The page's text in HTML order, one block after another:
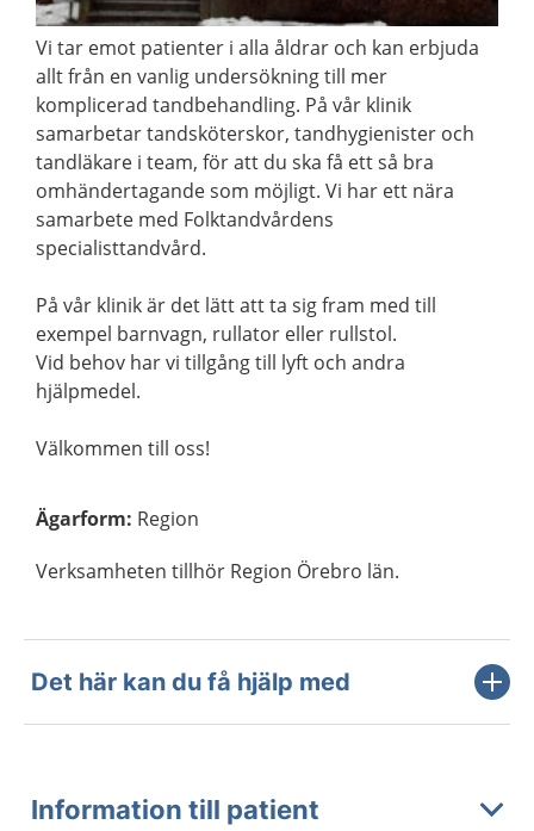
Vi tar emot patienter i alla åldrar och kan erbjuda
allt från en vanlig undersökning till mer
komplicerad tandbehandling. På vår klinik
samarbetar tandsköterskor, tandhygienister och
tandläkare i team, för att du ska få ett så bra
omhändertagande som möjligt. Vi har ett nära
samarbete med Folktandvårdens
specialisttandvård.
På vår klinik är det lätt att ta sig fram med till
exempel barnvagn, rullator eller rullstol.
Vid behov har vi tillgång till lyft och andra
hjälpmedel.
Välkommen till oss!
Ägarform: Region
Verksamheten tillhör Region Örebro län.
Det här kan du få hjälp med
Information till patient